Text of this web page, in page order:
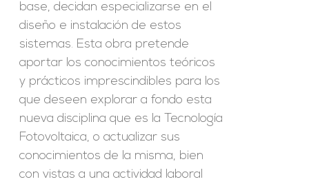
base, decidan especializarse en el
diseño e instalación de estos
sistemas. Esta obra pretende
aportar los conocimientos teóricos
y prácticos imprescindibles para los
que deseen explorar a fondo esta
nueva disciplina que es la Tecnología
Fotovoltaica, o actualizar sus
conocimientos de la misma, bien
con vistas a una actividad laboral